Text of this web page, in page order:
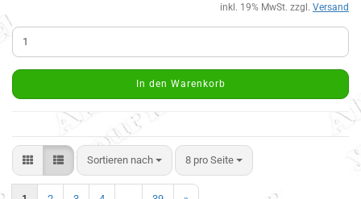
inkl. 19% MwSt. zzgl. Versand
In den Warenkorb
Sortieren nach 8 pro Seite